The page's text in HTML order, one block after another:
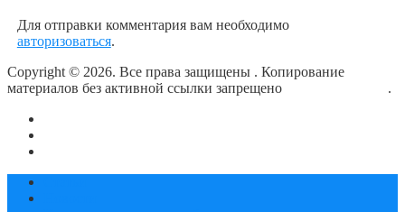
Для отправки комментария вам необходимо
авторизоваться.
Copyright © 2026. Все права защищены . Копирование
материалов без активной ссылки запрещено
.